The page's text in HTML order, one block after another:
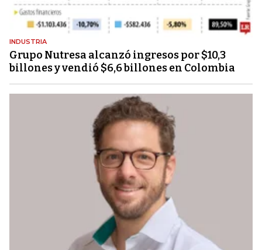
INDUSTRIA
Grupo Nutresa alcanzó ingresos por $10,3
billones y vendió $6,6 billones en Colombia